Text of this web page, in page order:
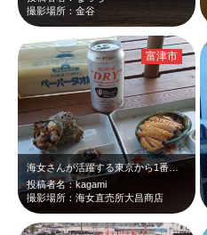
撮影場所：金谷
海女さんが活躍する東京から1番近い磯(千葉県富津市金谷)で、この近くの鋸南町竜…
投稿者名：kagami
撮影場所：海女直売所大昌商店
富津市